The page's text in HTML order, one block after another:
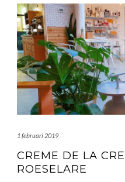
1 februari 2019
CREME DE LA
ROESELARE